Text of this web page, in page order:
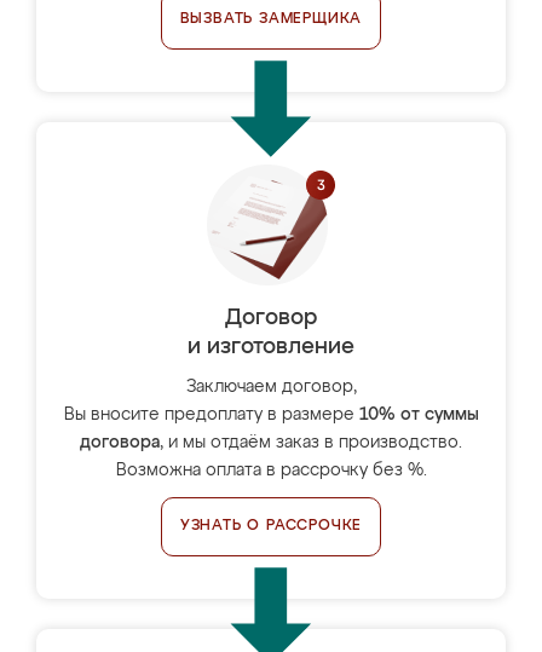
ВЫЗВАТЬ ЗАМЕРЩИКА
Договор
и изготовление
Заключаем договор,
Вы вносите предоплату в размере 10% от суммы
договора, и мы отдаём заказ в производство.
Возможна оплата в рассрочку без %.
УЗНАТЬ О РАССРОЧКЕ